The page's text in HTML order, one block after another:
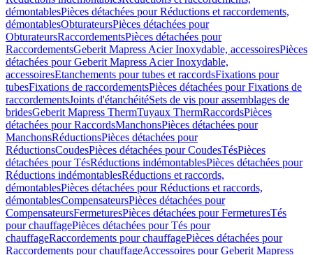
démontablesPièces détachées pour Réductions et raccordements,
démontablesObturateursPièces détachées pour
ObturateursRaccordementsPièces détachées pour
RaccordementsGeberit Mapress Acier Inoxydable, accessoiresPièces
détachées pour Geberit Mapress Acier Inoxydable,
accessoiresEtanchements pour tubes et raccordsFixations pour
tubesFixations de raccordementsPièces détachées pour Fixations de
raccordementsJoints d'étanchéitéSets de vis pour assemblages de
bridesGeberit Mapress ThermTuyaux ThermRaccordsPièces
détachées pour RaccordsManchonsPièces détachées pour
ManchonsRéductionsPièces détachées pour
RéductionsCoudesPièces détachées pour CoudesTésPièces
détachées pour TésRéductions indémontablesPièces détachées pour
Réductions indémontablesRéductions et raccords,
démontablesPièces détachées pour Réductions et raccords,
démontablesCompensateursPièces détachées pour
CompensateursFermeturesPièces détachées pour FermeturesTés
pour chauffagePièces détachées pour Tés pour
chauffageRaccordements pour chauffagePièces détachées pour
Raccordements pour chauffageAccessoires pour Geberit Mapress